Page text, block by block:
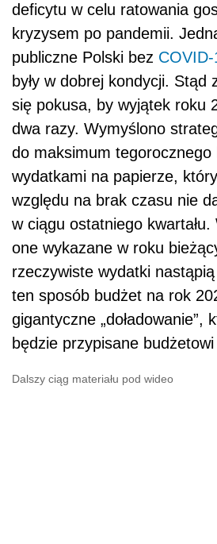
w ciągu ostatniego kwartału.
one wykazane w roku
rzeczywiste wydatki nastąpią
ten sposób budżet na rok
gigantyczne „doładowanie”,
będzie przypisane
Dalszy ciąg materiału pod wideo
Zobacz również: